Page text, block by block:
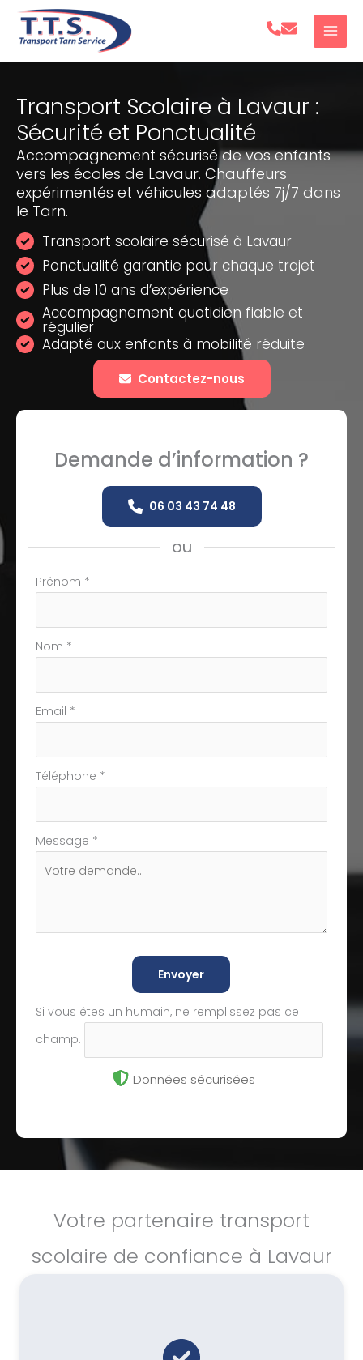
Aller
Transport Scolaire à Lavaur :
Sécurité et Ponctualité
Accompagnement sécurisé de vos enfants
vers les écoles de Lavaur. Chauffeurs
expérimentés et véhicules adaptés 7j/7 dans
le Tarn.
Transport scolaire sécurisé à Lavaur
Ponctualité garantie pour chaque trajet
Plus de 10 ans d’expérience
Accompagnement quotidien fiable et
régulier
Adapté aux enfants à mobilité réduite
Contactez-nous
Demande d’information ?
06 03 43 74 48
ou
Formulaire
téléphone
Prénom *
Nom *
Email *
Téléphone *
Message *
Envoyer
Si vous êtes un humain, ne remplissez pas ce
champ.
Données sécurisées
Votre partenaire transport
scolaire de confiance à Lavaur